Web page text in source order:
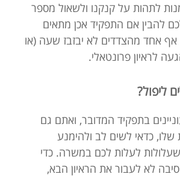
לתהות על קנקנו ולשאול מספר
להבין אם התפקיד אכן מתאים
אף אחד מהצדדים לא יבזבז שעה (או
לראיון פרונטאלי.
ליפול?
בתפקיד המדובר, ואתם גם
שלו, כדאי לשים לב ולהימנע
לעלות לכם במשרה. כדי
לא לעבור את הראיון הבא,